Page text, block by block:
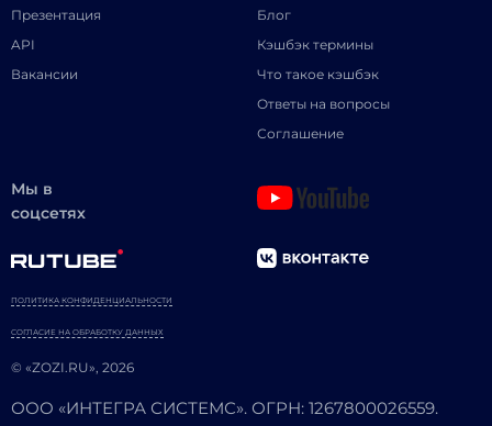
Презентация
API
Вакансии
Блог
Кэшбэк термины
Что такое кэшбэк
Ответы на вопросы
Соглашение
Мы в
соцсетях
© «ZOZI.RU», 2026
ПОЛИТИКА КОНФИДЕНЦИАЛЬНОСТИ
СОГЛАСИЕ НА ОБРАБОТКУ ДАННЫХ
ООО «ИНТЕГРА СИСТЕМС». ОГРН: 1267800026559.